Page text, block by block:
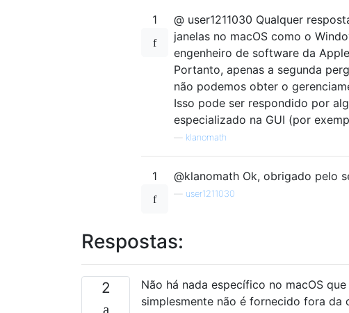
1
@ user1211030 Qualquer
janelas no macOS como o
engenheiro de software da
Portanto, apenas a segunda
não podemos obter o
Isso pode ser respondido por
especializado na GUI (por
klanomath
1 @klanomath Ok, obrigado pelo
user1211030
Respostas:
2
Não há nada específico no macOS
simplesmente não é fornecido fora da